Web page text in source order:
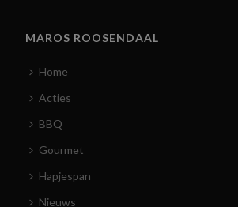
MAROS ROOSENDAAL
Home
Acties
BBQ
Gourmet
Hapjespan
Nieuws